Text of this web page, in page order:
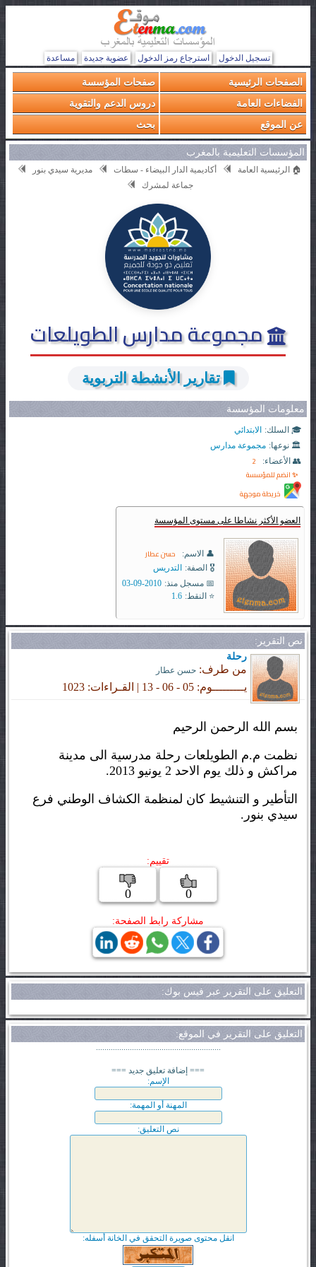
تسجيل الدخول استرجاع رمز الدخول عضوية جديدة مساعدة
الصفحات الرئيسية
صفحات المؤسسة
الفضاءات العامة
دروس الدعم والتقوية
عن الموقع
بحث
المؤسسات التعليمية بالمغرب
🏠 الرئيسية العامة أكاديمية الدار البيضاء - سطات
مديرية سيدي بنور
جماعة لمشرك
مجموعة مدارس الطويلعات
تقارير الأنشطة التربوية
معلومات المؤسسة
🎓 السلك: الابتدائي
🏛️ نوعها: مجموعة مدارس
👥 الأعضاء:
2
✨ انضم للمؤسسة
خريطة موجهة
العضو الأكثر نشاطا على مستوى المؤسسة
👤 الاسم: حسن عطار
🎖️ الصفة: التدريس
📅 مسجل منذ: 2010-09-03
⭐ النقط: 1.6
نص التقرير:
رحلة
من طرف: حسن عطار
يـــــــــوم: 05 - 06 - 13 | القـراءات: 1023
بسم الله الرحمن الرحيم
نظمت م.م الطويلعات رحلة مدرسية الى مدينة
مراكش و ذلك يوم الاحد 2 يونيو 2013.
التأطير و التنشيط كان لمنظمة الكشاف الوطني فرع
سيدي بنور.
تقييم:
0
0
مشاركة رابط الصفحة:
التعليق على التقرير عبر فيس بوك:
التعليق على التقرير في الموقع:
=== إضافة تعليق جديد ===
الإسم:
المهنة أو المهمة:
نص التعليق:
انقل محتوى صويرة التحقق في الخانة أسفله: